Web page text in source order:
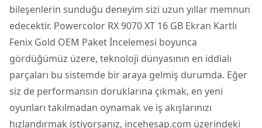
bileşenlerin sunduğu deneyim sizi uzun yıllar memnun
edecektir. Powercolor RX 9070 XT 16 GB Ekran Kartlı
Fenix Gold OEM Paket İncelemesi boyunca
gördüğümüz üzere, teknoloji dünyasının en iddialı
parçaları bu sistemde bir araya gelmiş durumda. Eğer
siz de performansın doruklarına çıkmak, en yeni
oyunları takılmadan oynamak ve iş akışlarınızı
hızlandırmak istiyorsanız, incehesap.com üzerindeki